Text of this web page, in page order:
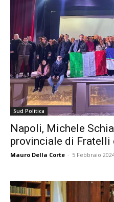
Sud Politica
Napoli, Michele
provinciale di Fratelli
Mauro Della Corte - 5 Febbraio